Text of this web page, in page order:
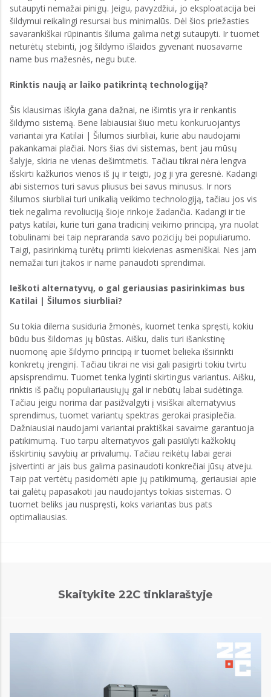
sutaupyti nemažai pinigų. Jeigu, pavyzdžiui, jo eksploatacija bei
šildymui reikalingi resursai bus minimalūs. Dėl šios priežasties
savarankiškai rūpinantis šiluma galima netgi sutaupyti. Ir tuomet
neturėtų stebinti, jog šildymo išlaidos gyvenant nuosavame
name bus mažesnės, negu bute.
Rinktis naują ar laiko patikrintą technologiją?
Šis klausimas iškyla gana dažnai, ne išimtis yra ir renkantis
šildymo sistemą. Bene labiausiai šiuo metu konkuruojantys
variantai yra Katilai | Šilumos siurbliai, kurie abu naudojami
pakankamai plačiai. Nors šias dvi sistemas, bent jau mūsų
šalyje, skiria ne vienas dešimtmetis. Tačiau tikrai nėra lengva
išskirti kažkurios vienos iš jų ir teigti, jog ji yra geresnė. Kadangi
abi sistemos turi savus pliusus bei savus minusus. Ir nors
šilumos siurbliai turi unikalią veikimo technologiją, tačiau jos vis
tiek negalima revoliuciją šioje rinkoje žadančia. Kadangi ir tie
patys katilai, kurie turi gana tradicinį veikimo principą, yra nuolat
tobulinami bei taip nepraranda savo pozicijų bei populiarumo.
Taigi, pasirinkimą turėtų priimti kiekvienas asmeniškai. Nes jam
nemažai turi įtakos ir name panaudoti sprendimai.
Ieškoti alternatyvų, o gal geriausias pasirinkimas bus
Katilai | Šilumos siurbliai?
Su tokia dilema susiduria žmonės, kuomet tenka spręsti, kokiu
būdu bus šildomas jų būstas. Aišku, dalis turi išankstinę
nuomonę apie šildymo principą ir tuomet belieka išsirinkti
konkretų įrenginį. Tačiau tikrai ne visi gali pasigirti tokiu tvirtu
apsisprendimu. Tuomet tenka lyginti skirtingus variantus. Aišku,
rinktis iš pačių populiariausiųjų gal ir nebūtų labai sudėtinga.
Tačiau jeigu norima dar pasižvalgyti į visiškai alternatyvius
sprendimus, tuomet variantų spektras gerokai prasiplečia.
Dažniausiai naudojami variantai praktiškai savaime garantuoja
patikimumą. Tuo tarpu alternatyvos gali pasiūlyti kažkokių
išskirtinių savybių ar privalumų. Tačiau reikėtų labai gerai
įsivertinti ar jais bus galima pasinaudoti konkrečiai jūsų atveju.
Taip pat vertėtų pasidomėti apie jų patikimumą, geriausiai apie
tai galėtų papasakoti jau naudojantys tokias sistemas. O
tuomet beliks jau nuspręsti, koks variantas bus pats
optimaliausias.
Skaitykite 22C tinklaraštyje